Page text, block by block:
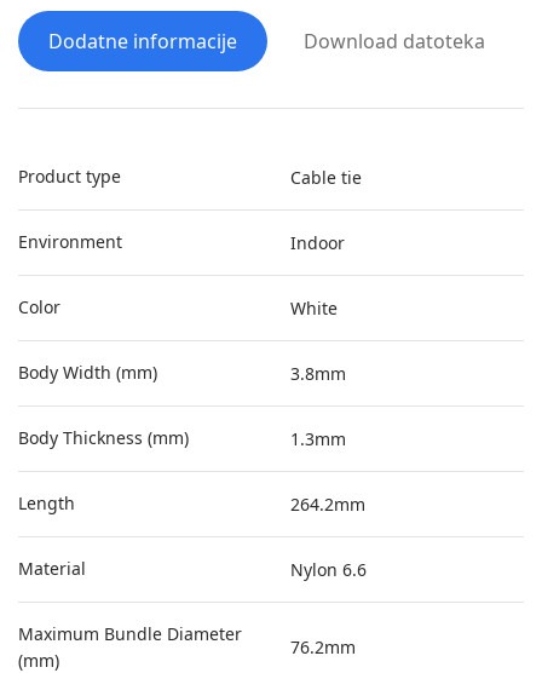
Dodatne informacije Download datoteka
Product type Cable tie
Environment Indoor
Color White
Body Width (mm) 3.8mm
Body Thickness (mm) 1.3mm
Length 264.2mm
Material Nylon 6.6
Maximum Bundle Diameter
(mm)
76.2mm